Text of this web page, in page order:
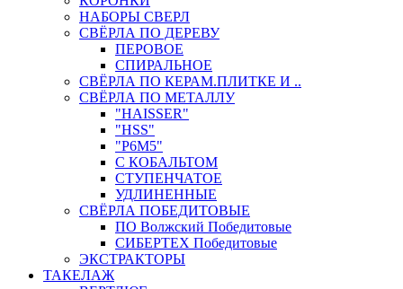
НАБОРЫ СВЕРЛ
СВЁРЛА ПО ДЕРЕВУ
ПЕРОВОЕ
СПИРАЛЬНОЕ
СВЁРЛА ПО КЕРАМ.ПЛИТКЕ И ..
СВЁРЛА ПО МЕТАЛЛУ
"HAISSER"
"HSS"
"Р6М5"
С КОБАЛЬТОМ
СТУПЕНЧАТОЕ
УДЛИНЕННЫЕ
СВЁРЛА ПОБЕДИТОВЫЕ
ПО Волжский Победитовые
СИБЕРТЕХ Победитовые
ЭКСТРАКТОРЫ
ТАКЕЛАЖ